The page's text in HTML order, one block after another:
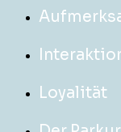
Loyalität